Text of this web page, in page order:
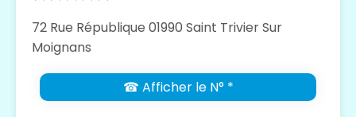
72 Rue République 01990 Saint Trivier Sur
Moignans
☎ Afficher le N° *